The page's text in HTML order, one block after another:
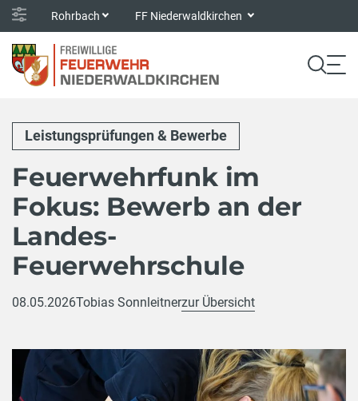
Rohrbach FF Niederwaldkirchen
Leistungsprüfungen & Bewerbe
Feuerwehrfunk im
Fokus: Bewerb an der
Landes-
Feuerwehrschule
08.05.2026Tobias Sonnleitnerzur Übersicht